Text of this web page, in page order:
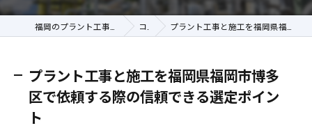
コラム プラント工事と施工を福岡県福岡市博多区で依頼する際の信頼できる選定ポイント
プラント工事と施工を福岡県福岡市博多
区で依頼する際の信頼できる選定ポイン
ト